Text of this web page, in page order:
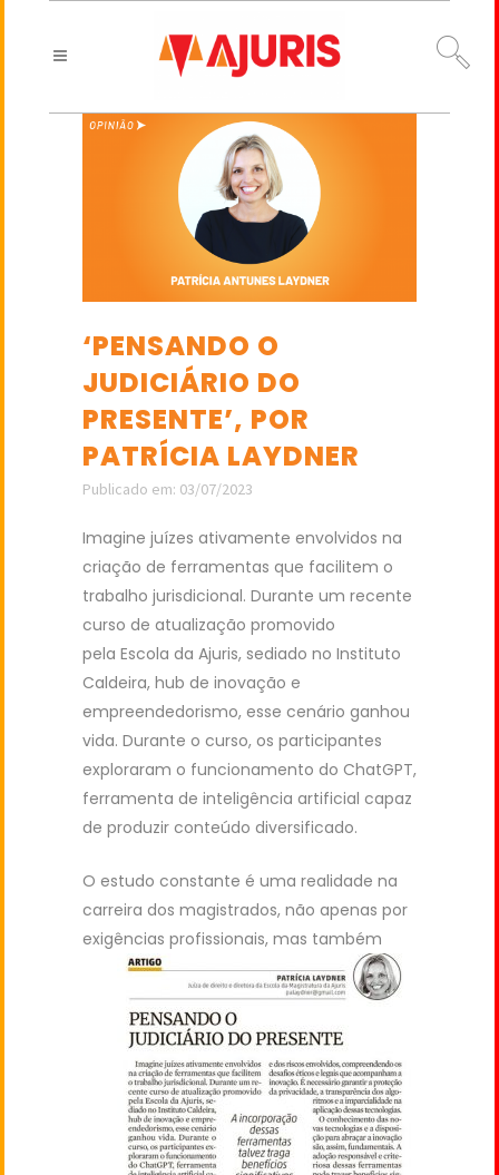
‘PENSANDO O
JUDICIÁRIO DO
PRESENTE’, POR
PATRÍCIA LAYDNER
Publicado em: 03/07/2023
Imagine juízes ativamente envolvidos na
criação de ferramentas que facilitem o
trabalho jurisdicional. Durante um recente
curso de atualização promovido
pela Escola da Ajuris, sediado no Instituto
Caldeira, hub de inovação e
empreendedorismo, esse cenário ganhou
vida. Durante o curso, os participantes
exploraram o funcionamento do ChatGPT,
ferramenta de inteligência artificial capaz
de produzir conteúdo diversificado.
O estudo constante é uma realidade na
carreira dos magistrados, não apenas por
exigências profissionais, mas também